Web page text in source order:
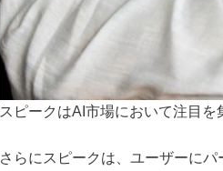
スピークはAI市場において注目を
さらにスピークは、ユーザーに